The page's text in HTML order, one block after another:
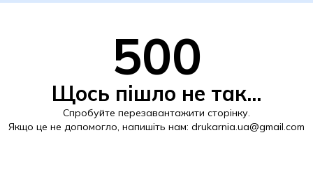
500
Щось пішло не так...
Спробуйте перезавантажити сторінку.
Якщо це не допомогло, напишіть нам: drukarnia.ua@gmail.com